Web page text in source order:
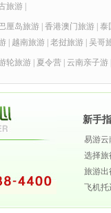
旅游
巴厘岛旅游 香港澳门旅游 泰
越南旅游 老挝旅游 吴哥
轮旅游 夏令营 云南亲子游
新手
易游云
选择旅
旅游出
飞机托